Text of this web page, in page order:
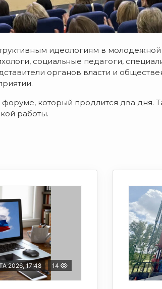
идеологиям в
социальные педагоги,
органов власти и
который продлится два дня.
работы.
2026, 17:48 14